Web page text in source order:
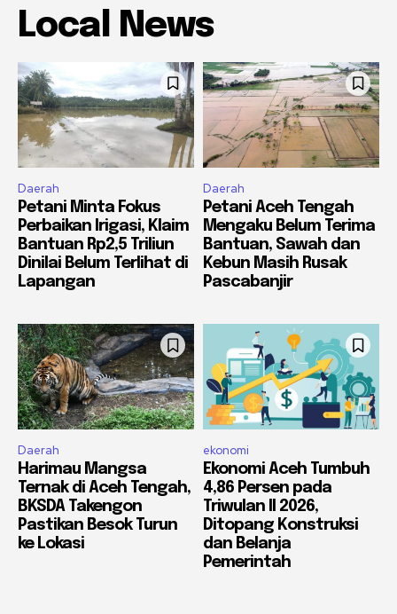
Local News
Daerah
Petani Minta Fokus
Perbaikan Irigasi, Klaim
Bantuan Rp2,5 Triliun
Dinilai Belum Terlihat di
Lapangan
Daerah
Petani Aceh Tengah
Mengaku Belum Terima
Bantuan, Sawah dan
Kebun Masih Rusak
Pascabanjir
Daerah
Harimau Mangsa
Ternak di Aceh Tengah,
BKSDA Takengon
Pastikan Besok Turun
ke Lokasi
ekonomi
Ekonomi Aceh Tumbuh
4,86 Persen pada
Triwulan II 2026,
Ditopang Konstruksi
dan Belanja
Pemerintah